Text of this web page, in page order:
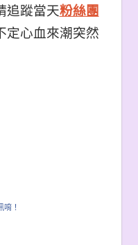
追蹤當天粉絲團
定心血來潮突然
！